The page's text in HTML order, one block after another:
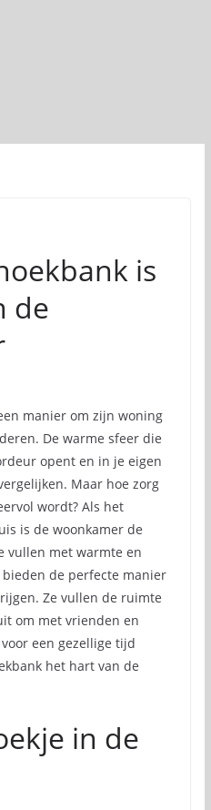
is
de
manier om zijn woning
De warme sfeer die
opent en in je eigen
Maar hoe zorg
wordt? Als het
is de woonkamer de
vullen met warmte en
bieden de perfecte manier
Ze vullen de ruimte
om met vrienden en
een gezellige tijd
het hart van de
in de